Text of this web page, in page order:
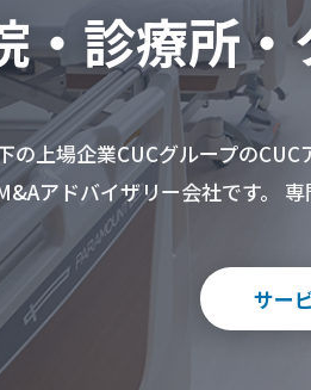
・診療所
の上場企業CUCグループの
アドバイザリー会社です。
サー